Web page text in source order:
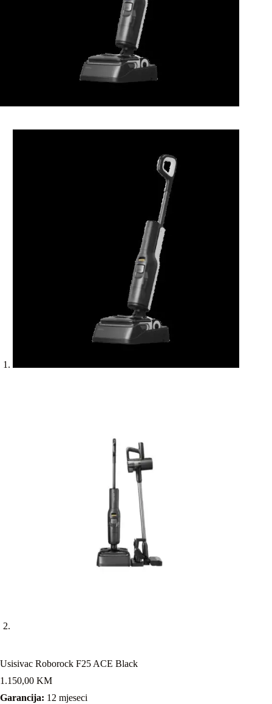
Usisivac Roborock F25 ACE Black
1.150,00 KM
Garancija: 12 mjeseci